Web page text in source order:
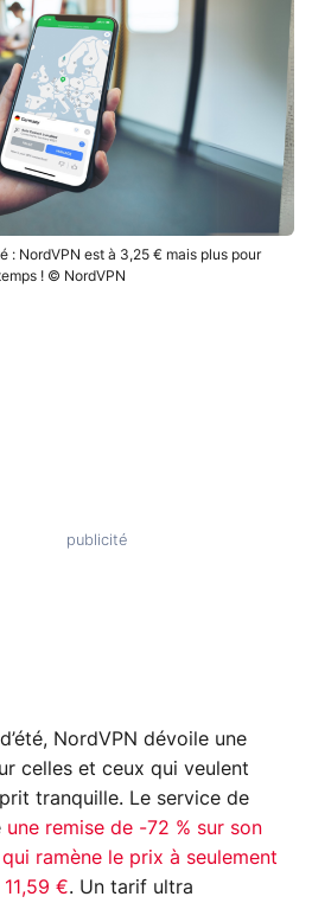
: NordVPN est à 3,25 € mais plus pour
! © NordVPN
NordVPN dévoile une
celles et ceux qui veulent
tranquille. Le service de
une remise de -72 % sur son
ramène le prix à seulement
€. Un tarif ultra